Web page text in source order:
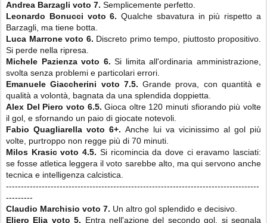
Andrea Barzagli voto 7. Semplicemente perfetto.
Leonardo Bonucci voto 6.Qualche sbavatura in più rispetto a
Barzagli, ma tiene botta.
Luca Marronevoto 6. Discreto primo tempo, piuttosto propositivo.
Si perde nella ripresa.
Michele Pazienza voto 6.Si limita all'ordinaria amministrazione,
svolta senza problemi e particolari errori.
Emanuele Giaccherini voto 7.5. Grande prova, con quantità e
qualità a volontà, bagnata da una splendida doppietta.
Alex Del Piero voto 6.5.Gioca oltre 120 minuti sfiorando più volte
il gol, e sfornando un paio di giocate notevoli.
Fabio Quagliarella voto 6+. Anche lui va vicinissimo al gol più
volte, purtroppo non regge più di 70 minuti.
Milos Krasicvoto 4.5. Si ricomincia da dove ci eravamo lasciati:
se fosse atletica leggera il voto sarebbe alto, ma qui servono anche
tecnica e intelligenza calcistica.
-------------------------------------------------------------------------------------
---------
Claudio Marchisio voto 7. Un altro gol splendido e decisivo.
Eljero Elia voto 5. Entra nell'azione del secondo gol, si segnala